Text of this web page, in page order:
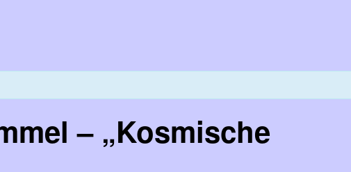
– „Kosmische